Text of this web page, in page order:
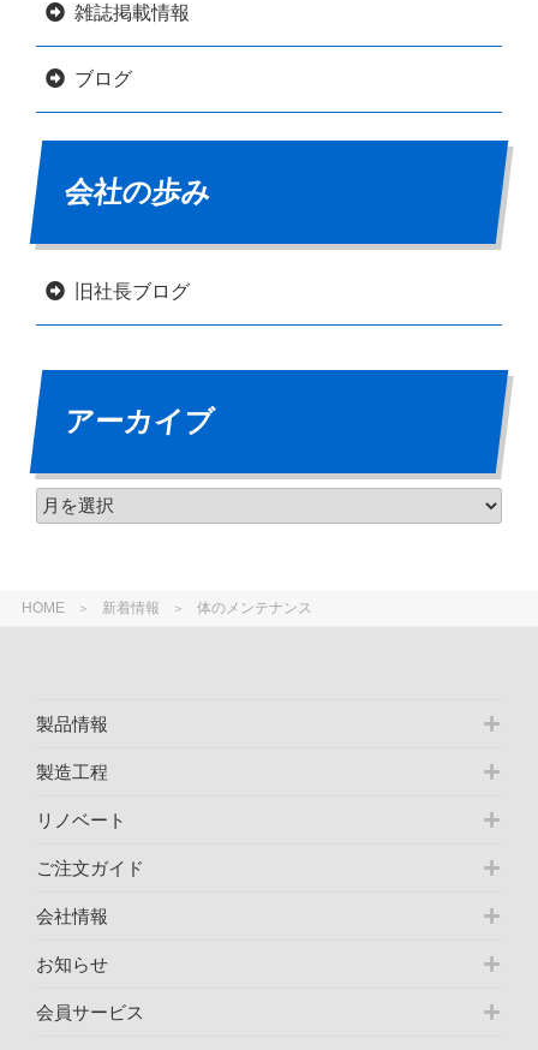
HOME 新着情報 体のメンテナンス
雑誌掲載情報
ブログ
会社の歩み
旧社長ブログ
アーカイブ
製品情報
製造工程
リノベート
ご注文ガイド
会社情報
お知らせ
会員サービス